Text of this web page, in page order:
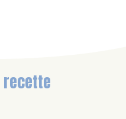
recette